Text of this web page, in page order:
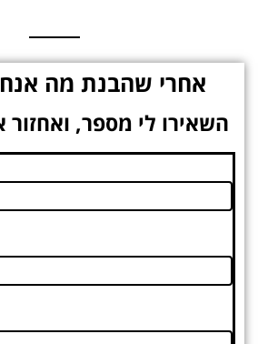
אחרי שהבנת מה
השאירו לי מספר,
קשר
עמוד